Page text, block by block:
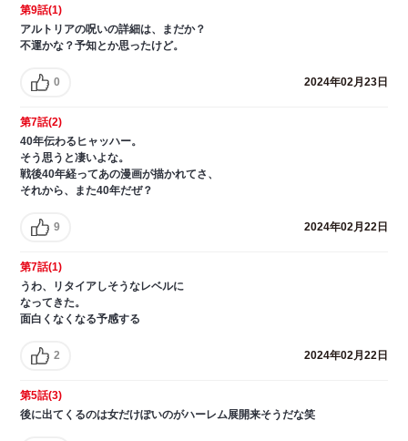
第9話(1)
アルトリアの呪いの詳細は、まだか？
不運かな？予知とか思ったけど。
0 2024年02月23日
第7話(2)
40年伝わるヒャッハー。
そう思うと凄いよな。
戦後40年経ってあの漫画が描かれてさ、
それから、また40年だぜ？
9 2024年02月22日
第7話(1)
うわ、リタイアしそうなレベルに
なってきた。
面白くなくなる予感する
2 2024年02月22日
第5話(3)
後に出てくるのは女だけぽいのがハーレム展開来そうだな笑